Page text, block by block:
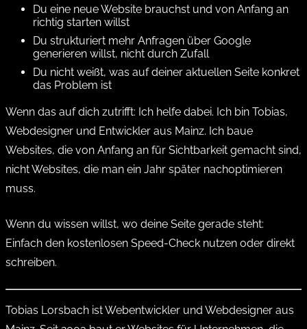
Du eine neue Website brauchst und von Anfang an
richtig starten willst
Du strukturiert mehr Anfragen über Google
generieren willst, nicht durch Zufall
Du nicht weißt, was auf deiner aktuellen Seite konkret
das Problem ist
Wenn das auf dich zutrifft: Ich helfe dabei. Ich bin Tobias,
Webdesigner und Entwickler aus Mainz. Ich baue
Websites, die von Anfang an für Sichtbarkeit gemacht sind,
nicht Websites, die man ein Jahr später nachoptimieren
muss.
Wenn du wissen willst, wo deine Seite gerade steht:
Einfach den kostenlosen Speed-Check nutzen oder direkt
schreiben.
Tobias Lorsbach ist Webentwickler und Webdesigner aus